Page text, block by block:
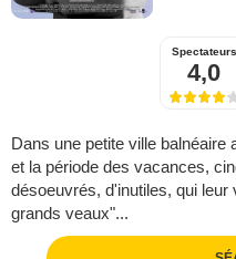
Spectateurs
4,0
Dans une petite ville
et la période des vacances,
désoeuvrés, d'inutiles, qui leur
grands veaux"...